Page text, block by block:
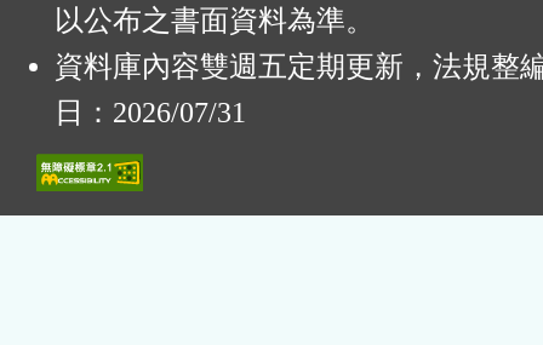
以公布之書面資料為準。
資料庫內容雙週五定期更新，法規整
日：2026/07/31